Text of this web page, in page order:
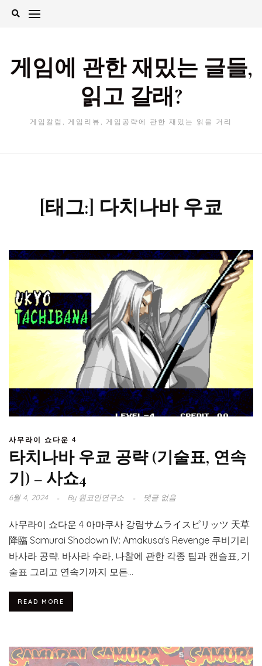
Skip
게임에 관한 재밌는 글들,
읽고 갈래?
게임칼럼, 게임리뷰, 게임공략에 관한 재밌는 읽을 거리
[태그:] 다치나바 우쿄
사무라이 쇼다운 4
타치나바 우쿄 공략 (기술표, 연속
기) – 사쇼4
6월 4, 2024 By원코인연구소 댓글 없음
사무라이 쇼다운 4 아마쿠사 강림サムライスピリッツ 天草
降臨 Samurai Shodown IV: Amakusa's Revenge 쿠비기리
바사라 공략. 바사라 수라, 나찰에 관한 각종 팁과 캔슬표, 기
술표 그리고 연속기까지 모든...
READ MORE